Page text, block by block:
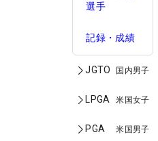
選手
記録・成績
JGTO 国内男子
LPGA 米国女子
PGA 米国男子